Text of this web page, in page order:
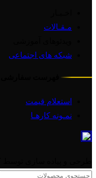
مـقـالات
شبکه های اجتماعی
استعلام قیمت
نمـونه کارهـا